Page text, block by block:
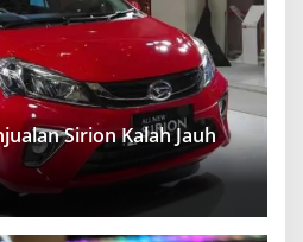
Sirion Kalah Jauh